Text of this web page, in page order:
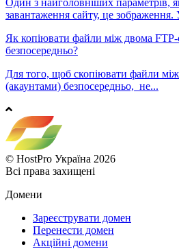
Один з найголовніших параметрів,
завантаження сайту, це зображення.
Як копіювати файли між двома
безпосередньо?
Для того, щоб скопіювати файли
(акаунтами) безпосередньо, не...
© HostPro Україна 2026
Всі права захищені
Домени
Зареєструвати домен
Перенести домен
Акційні домени